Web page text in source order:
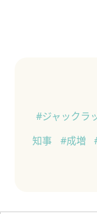
#ジャックラ
知事
#成増